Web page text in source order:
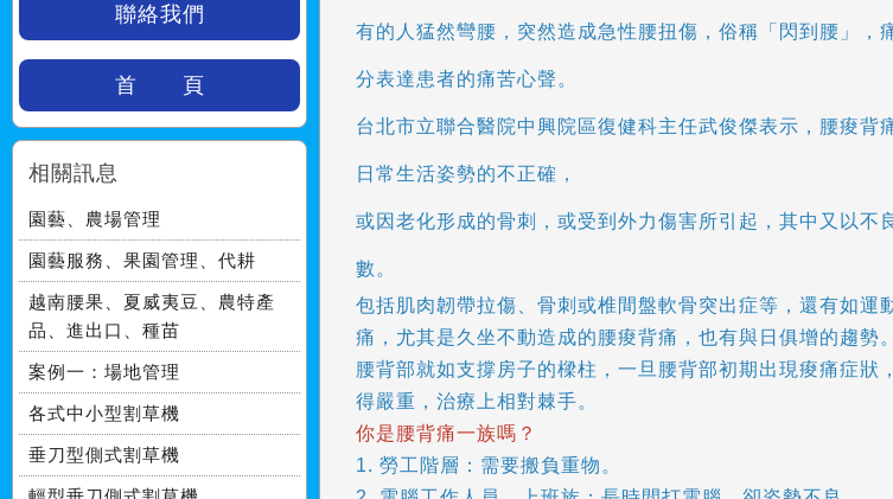
有的人猛然彎腰，突然造成急性腰扭傷，俗稱「閃到腰」
分表達患者的痛苦心聲。
台北市立聯合醫院中興院區復健科主任武俊傑表示，腰痠
日常生活姿勢的不正確，
或因老化形成的骨刺，或受到外力傷害所引起，其中又以
數。
包括肌肉韌帶拉傷、骨刺或椎間盤軟骨突出症等，還有如
痛，尤其是久坐不動造成的腰痠背痛，也有與日俱增的趨勢。
腰背部就如支撐房子的樑柱，一旦腰背部初期出現痠痛症
得嚴重，治療上相對棘手。
你是腰背痛一族嗎？
1. 勞工階層：需要搬負重物。
聯絡我們
首 頁
相關訊息
園藝、農場管理
園藝服務、果園管理、代耕
越南腰果、夏威夷豆、農特產
品、進出口、種苗
案例一：場地管理
各式中小型割草機
垂刀型側式割草機